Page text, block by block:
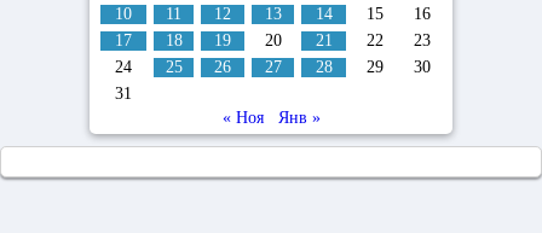
10
11 12 13 14 15
16
17
18 19 20 21 22
23
24
25 26 27 28 29
30
31
« Ноя
Янв »